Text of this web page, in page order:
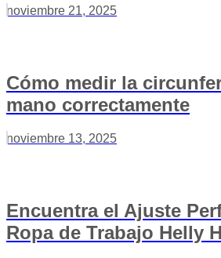
noviembre 21, 2025
Cómo medir la
mano correctamente
noviembre 13, 2025
Encuentra el Ajuste
Ropa de Trabajo Helly